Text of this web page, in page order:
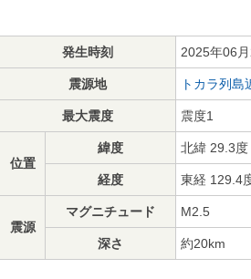
発生時刻 2025年06
震源地 トカラ列島
最大震度 震度1
位置
緯度 北緯 29.3度
経度 東経 129.4
震源
マグニチュード M2.5
深さ 約20km